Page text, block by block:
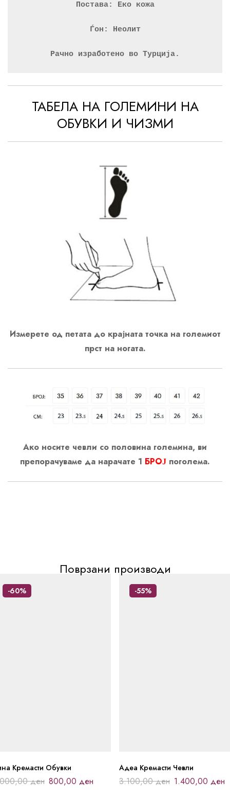
Постава: Еко кожа
Ѓон: Неолит
Рачно изработено во Турција.
ТАБЕЛА НА ГОЛЕМИНИ НА
ОБУВКИ И ЧИЗМИ
Измерете од петата до крајната точка на големиот
прст на ногата.
Ако носите чевли со половина големина, ви
препорачуваме да нарачате 1 БРОЈ поголема.
Поврзани производи
-60%
Кремасти Обувки
ден 800,00 ден
-55%
Адеа Кремасти Чевли
3.100,00ден 1.400,00 ден